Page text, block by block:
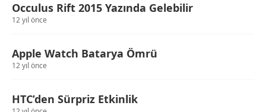
Occulus Rift 2015 Yazında Gelebilir
12 yıl önce
Apple Watch Batarya Ömrü
12 yıl önce
HTC’den Sürpriz Etkinlik